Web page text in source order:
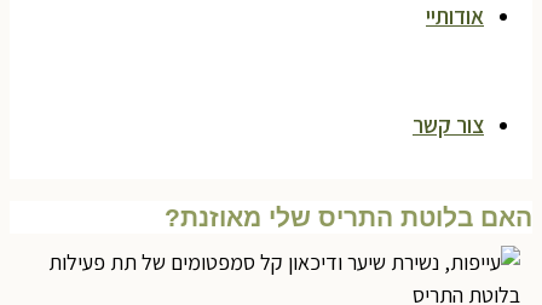
אודותיי
צור קשר
בלוטת התריס שלי מאוזנת?